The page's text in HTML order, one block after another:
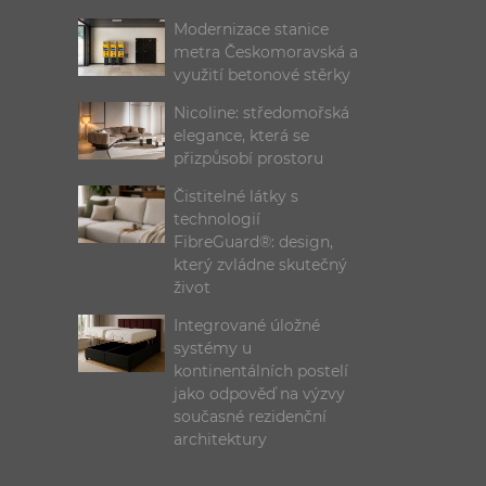
Modernizace stanice
metra Českomoravská a
využití betonové stěrky
Nicoline: středomořská
elegance, která se
přizpůsobí prostoru
Čistitelné látky s
technologií
FibreGuard®: design,
který zvládne skutečný
život
Integrované úložné
systémy u
kontinentálních postelí
jako odpověď na výzvy
současné rezidenční
architektury